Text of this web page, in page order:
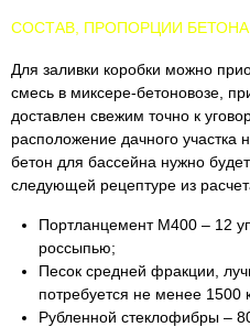
СОСТАВ, ПРОПОРЦИИ
Для заливки коробки можно
смесь в миксере-бетоновозе,
доставлен свежим точно к
расположение дачного участка
бетон для бассейна нужно
следующей рецептуре из
Портланцемент М400 – 12
россыпью;
Песок средней фракции,
потребуется не менее 1500
Рубленной стеклофибры –